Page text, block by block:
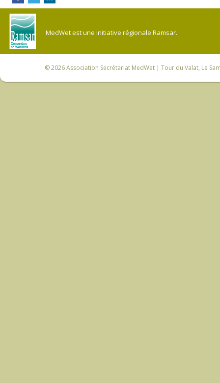
MedWet est une initiative régionale Ramsar.
© 2026Association Secrétariat MedWet | Tour du Valat, Le